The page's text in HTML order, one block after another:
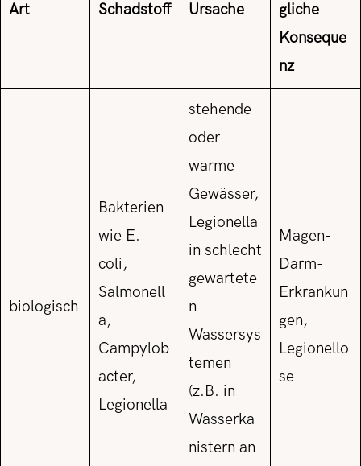
Art Schadstoff Ursache
gliche
Konseque
nz
biologisch
Bakterien
wie E.
coli,
Salmonell
a,
Campylob
acter,
Legionella
stehende
oder
warme
Gewässer,
Legionella
in schlecht
gewartete
n
Wassersys
temen
(z.B. in
Wasserka
nistern an
Magen-
Darm-
Erkrankun
gen,
Legionello
se